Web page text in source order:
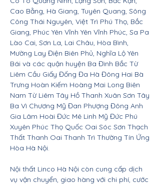
Cao Bằng, Hà Giang, Tuyên Quang, Sông
Công Thái Nguyên, Việt Trì Phú Thọ, Bắc
Giang, Phúc Yên Vĩnh Yên Vĩnh Phúc, Sa Pa
Lào Cai, Sơn La, Lai Châu, Hòa Bình,
Mường Lay Điện Biên Phủ, Nghĩa Lộ Yên
Bái và các quận huyện Ba Đình Bắc Từ
Liêm Cầu Giấy Đống Đa Hà Đông Hai Bà
Trưng Hoàn Kiếm Hoàng Mai Long Biên
Nam Từ Liêm Tây Hồ Thanh Xuân Sơn Tây
Ba Vì Chương Mỹ Đan Phượng Đông Anh
Gia Lâm Hoài Đức Mê Linh Mỹ Đức Phú
Xuyên Phúc Thọ Quốc Oai Sóc Sơn Thạch
Thất Thanh Oai Thanh Trì Thường Tín Ứng
Hòa Hà Nội.
Nội thất Linco Hà Nội còn cung cấp dịch
vụ vận chuyển, giao hàng với chi phí, cước